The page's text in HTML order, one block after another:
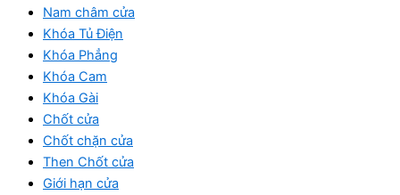
Nam châm cửa
Khóa Tủ Điện
Khóa Phẳng
Khóa Cam
Khóa Gài
Chốt cửa
Chốt chặn cửa
Then Chốt cửa
Giới hạn cửa